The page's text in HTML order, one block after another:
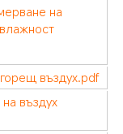
на
въздух.pdf
въздух